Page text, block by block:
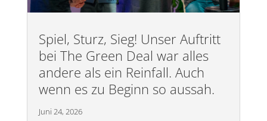
Spiel, Sturz, Sieg! Unser Auftritt
bei The Green Deal war alles
andere als ein Reinfall. Auch
wenn es zu Beginn so aussah.
Juni 24, 2026